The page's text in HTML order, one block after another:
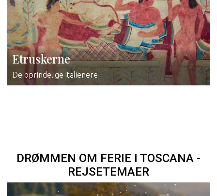
Etruskerne
De oprindelige italienere
DRØMMEN OM FERIE I TOSCANA -
REJSETEMAER